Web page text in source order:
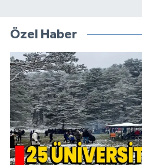
Özel Haber